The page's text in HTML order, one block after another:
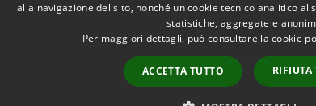
alla navigazione del sito, nonché un cookie tecnico analitico
statistiche, aggregate e
Per maggiori dettagli, può consultare la cookie
ACCETTA TUTTO RIFIUTA